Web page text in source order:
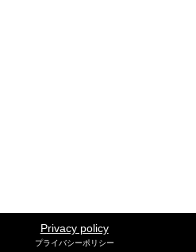
Privacy policy
プライバシーポリシー